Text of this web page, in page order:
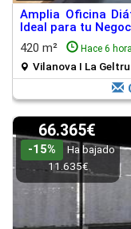
Amplia Oficina
Ideal para tu
420 m²
Hace 6
Vilanova I La
66.365€
-15%
Ha bajado
11.635€